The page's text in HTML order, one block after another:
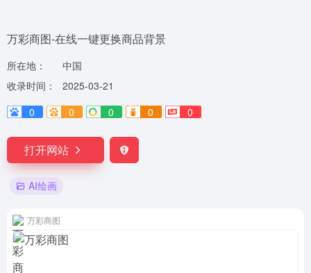
万彩商图-在线一键更换商品背景
所在地：
中国
收录时间：
2025-03-21
0
0 0 0 0
打开网站
AI绘画
万彩商图